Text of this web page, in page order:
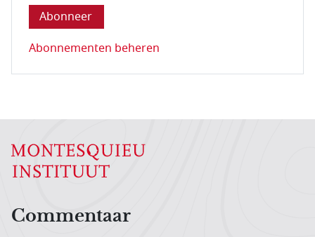
Abonnementen beheren
Hoofdnavigatiemenu
Commentaar